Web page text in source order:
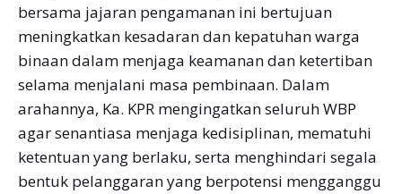
bersama jajaran pengamanan ini bertujuan
meningkatkan kesadaran dan kepatuhan warga
binaan dalam menjaga keamanan dan ketertiban
selama menjalani masa pembinaan. Dalam
arahannya, Ka. KPR mengingatkan seluruh WBP
agar senantiasa menjaga kedisiplinan, mematuhi
ketentuan yang berlaku, serta menghindari segala
bentuk pelanggaran yang berpotensi mengganggu